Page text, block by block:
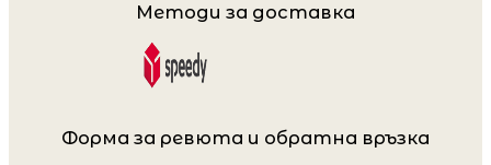
Методи за доставка
Форма за ревюта и обратна връзка